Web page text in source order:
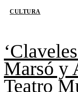
CULTURA
Marsó y
Teatro